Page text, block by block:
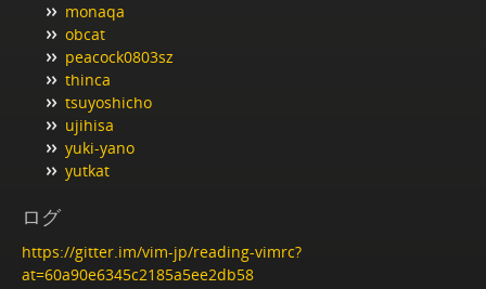
monaqa
obcat
peacock0803sz
thinca
tsuyoshicho
ujihisa
yuki-yano
yutkat
ログ
https://gitter.im/vim-jp/reading-vimrc?
at=60a90e6345c2185a5ee2db58